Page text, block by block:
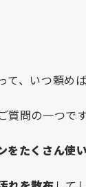
て、いつ頼め
問の一つです
をたくさん使